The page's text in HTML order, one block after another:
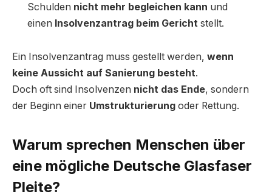
Schulden nicht mehr begleichen kann und
einen Insolvenzantrag beim Gericht stellt.
Ein Insolvenzantrag muss gestellt werden, wenn
keine Aussicht auf Sanierung besteht.
Doch oft sind Insolvenzen nicht das Ende, sondern
der Beginn einer Umstrukturierung oder Rettung.
Warum sprechen Menschen über
eine mögliche Deutsche Glasfaser
Pleite?